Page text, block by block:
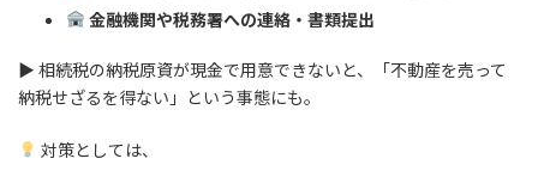
金融機関や税務署への連絡・書類提出
▶ 相続税の納税原資が現金で用意できないと、「不動産を売って
納税せざるを得ない」という事態にも。
対策としては、